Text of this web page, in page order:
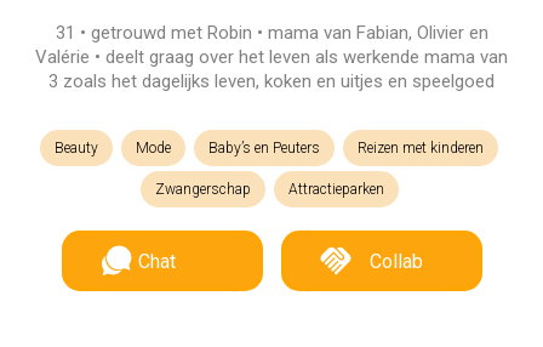
31 • getrouwd met Robin • mama van Fabian, Olivier en
Valérie • deelt graag over het leven als werkende mama van
3 zoals het dagelijks leven, koken en uitjes en speelgoed
Beauty Mode Baby’s en Peuters Reizen met kinderen
Zwangerschap Attractieparken
Chat Collab